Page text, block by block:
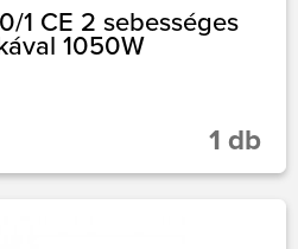
1 CE 2 sebességes
1050W
1 db